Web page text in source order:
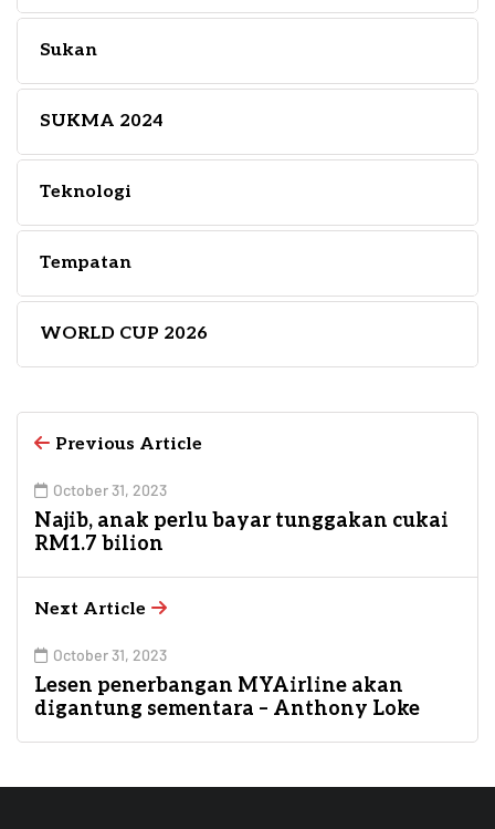
Sukan
SUKMA 2024
Teknologi
Tempatan
WORLD CUP 2026
Previous Article
October 31, 2023
Najib, anak perlu bayar tunggakan cukai
RM1.7 bilion
Next Article
October 31, 2023
Lesen penerbangan MYAirline akan
digantung sementara – Anthony Loke